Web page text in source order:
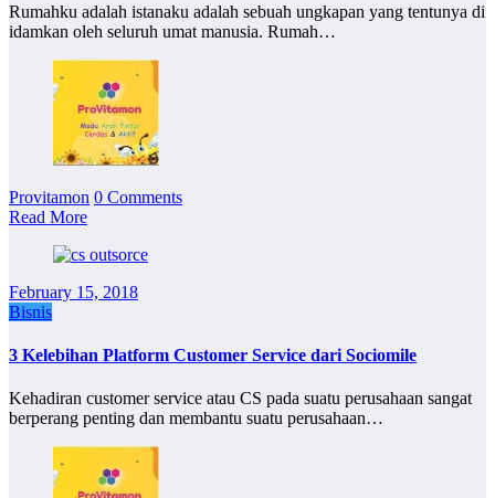
Rumahku adalah istanaku adalah sebuah ungkapan yang tentunya di
idamkan oleh seluruh umat manusia. Rumah…
Provitamon 0 Comments
Read More
February 15, 2018
Bisnis
3 Kelebihan Platform Customer Service dari Sociomile
Kehadiran customer service atau CS pada suatu perusahaan sangat
berperang penting dan membantu suatu perusahaan…